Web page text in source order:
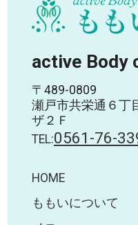
active Body
〒489-0809
瀬戸市共栄通６丁
ザ２Ｆ
TEL:0561-76-
HOME
ももいについて